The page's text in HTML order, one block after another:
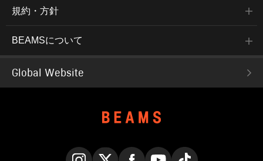
規約・方針
BEAMSについて
Global Website